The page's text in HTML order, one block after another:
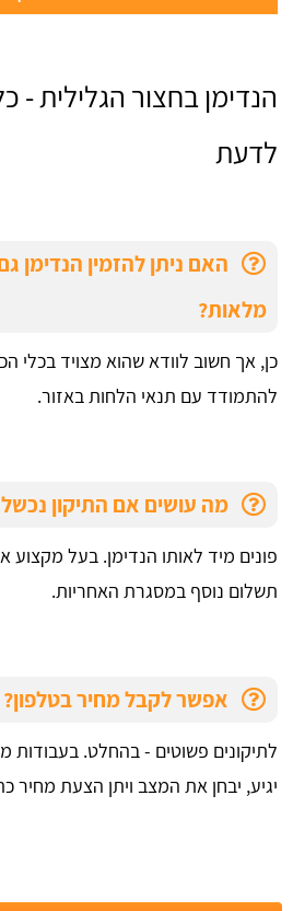
הנדימן בחצור הגלילית -
לדעת
האם ניתן להזמין הנדימן
מלאות?
כן, אך חשוב לוודא שהוא מצויד בכלי
להתמודד עם תנאי הלחות באזור.
מה עושים אם התיקון
פונים מיד לאותו הנדימן. בעל מקצוע
תשלום נוסף במסגרת האחריות.
אפשר לקבל מחיר בטלפון?
לתיקונים פשוטים - בהחלט. בעבודות
יגיע, יבחן את המצב ויתן הצעת מחיר